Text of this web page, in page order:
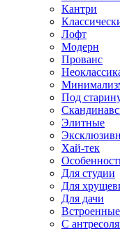
Кантри
Лофт
Модерн
Прованс
Под
Элитные
Хай-тек
Для студии
Для
Для дачи
Встроенные
С